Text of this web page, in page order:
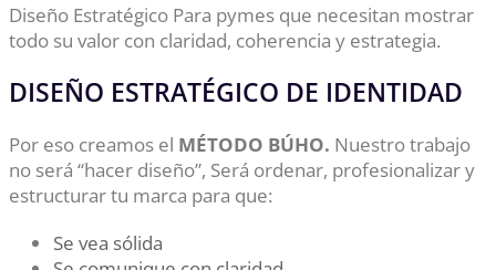
Diseño Estratégico Para pymes que necesitan mostrar
todo su valor con claridad, coherencia y estrategia.
DISEÑO ESTRATÉGICO DE IDENTIDAD
Por eso creamos el MÉTODO BÚHO. Nuestro trabajo
no será “hacer diseño”, Será ordenar, profesionalizar y
estructurar tu marca para que:
Se vea sólida